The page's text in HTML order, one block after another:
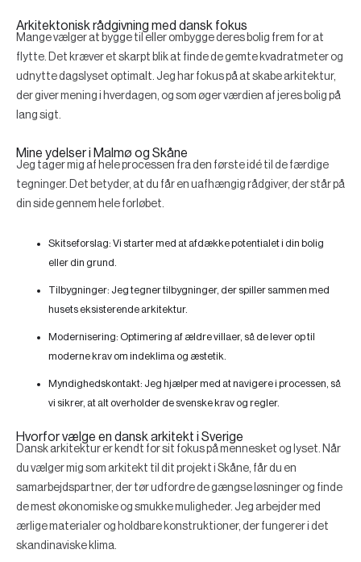
Arkitektonisk rådgivning med dansk fokus
Mange vælger at bygge til eller ombygge deres bolig frem for at
flytte. Det kræver et skarpt blik at finde de gemte kvadratmeter og
udnytte dagslyset optimalt. Jeg har fokus på at skabe arkitektur,
der giver mening i hverdagen, og som øger værdien af jeres bolig på
lang sigt.
Mine ydelser i Malmø og Skåne
Jeg tager mig af hele processen fra den første idé til de færdige
tegninger. Det betyder, at du får en uafhængig rådgiver, der står på
din side gennem hele forløbet.
Skitseforslag: Vi starter med at afdække potentialet i din bolig
eller din grund.
Tilbygninger: Jeg tegner tilbygninger, der spiller sammen med
husets eksisterende arkitektur.
Modernisering: Optimering af ældre villaer, så de lever op til
moderne krav om indeklima og æstetik.
Myndighedskontakt: Jeg hjælper med at navigere i processen, så
vi sikrer, at alt overholder de svenske krav og regler.
Hvorfor vælge en dansk arkitekt i Sverige
Dansk arkitektur er kendt for sit fokus på mennesket og lyset. Når
du vælger mig som arkitekt til dit projekt i Skåne, får du en
samarbejdspartner, der tør udfordre de gængse løsninger og finde
de mest økonomiske og smukke muligheder. Jeg arbejder med
ærlige materialer og holdbare konstruktioner, der fungerer i det
skandinaviske klima.